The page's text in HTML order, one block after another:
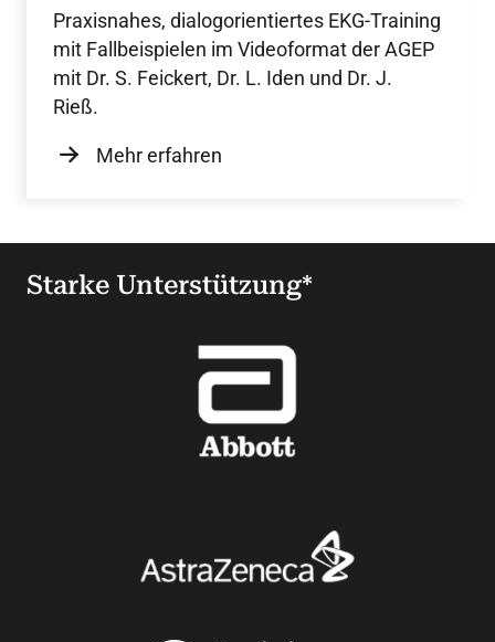
Praxisnahes, dialogorientiertes EKG-Training
mit Fallbeispielen im Videoformat der AGEP
mit Dr. S. Feickert, Dr. L. Iden und Dr. J.
Rieß.
Mehr erfahren
Starke Unterstützung*